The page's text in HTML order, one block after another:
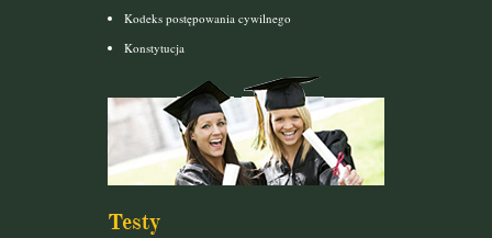
Kodeks postępowania cywilnego
Konstytucja
Testy